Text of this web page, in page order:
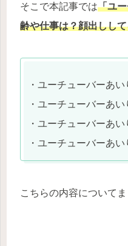
そこで本記事では「ユ
齢や仕事は？顔出しし
・ユーチューバーあ
・ユーチューバーあ
・ユーチューバーあ
・ユーチューバーあ
こちらの内容についてま